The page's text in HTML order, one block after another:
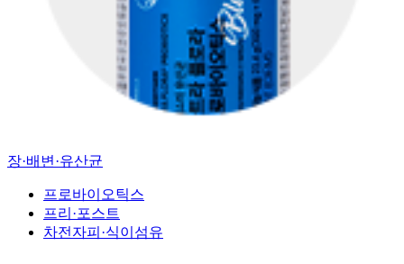
장·배변·유산균
프로바이오틱스
프리·포스트
차전자피·식이섬유